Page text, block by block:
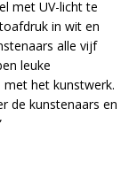
met UV-licht te
in wit en
alle vijf
leuke
het kunstwerk.
de kunstenaars en